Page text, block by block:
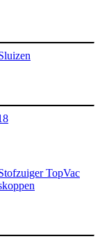
TopVac